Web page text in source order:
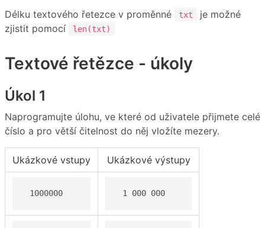
Délku textového řetezce v proměnné
txt
je možné
zjistit pomocí
len(txt)
Textové řetězce - úkoly
Úkol 1
Naprogramujte úlohu, ve které od uživatele přijmete celé
číslo a pro větší čitelnost do něj vložíte mezery.
Ukázkové vstupy Ukázkové výstupy
1000000 1 000 000